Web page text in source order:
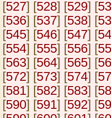
[527] [528] [529] [
[536] [537] [538] [
[545] [546] [547] [
[554] [555] [556] [
[563] [564] [565] [
[572] [573] [574] [
[581] [582] [583] [
[590] [591] [592] [